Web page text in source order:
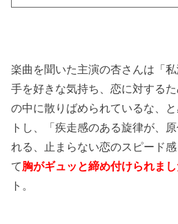
楽曲を聞いた主演の杏さんは「
手を好きな気持ち、恋に対する
の中に散りばめられているな、
トし、「疾走感のある旋律が、
れる、止まらない恋のスピード
て胸がギュッと締め付けられま
ト。